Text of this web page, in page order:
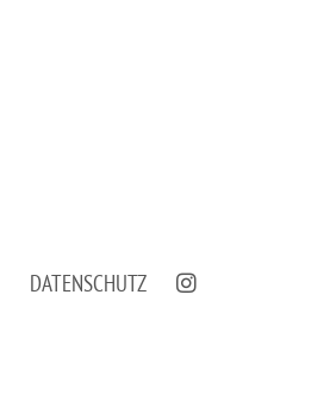
DATENSCHUTZ